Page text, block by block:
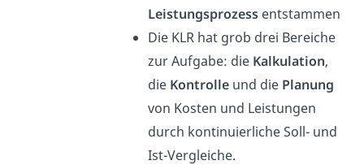
Leistungsprozessentstammen
Die KLR hat grob drei Bereiche
zur Aufgabe: die Kalkulation,
die Kontrolle und die Planung
von Kosten und Leistungen
durch kontinuierliche Soll- und
Ist-Vergleiche.